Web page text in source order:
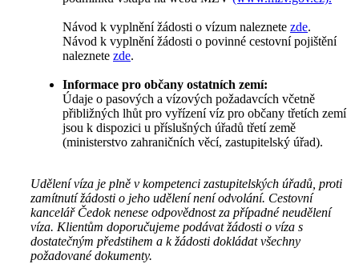
Návod k vyplnění žádosti o vízum naleznete zde.
Návod k vyplnění žádosti o povinné cestovní pojištění
naleznete zde.
Informace pro občany ostatních zemí:
Údaje o pasových a vízových požadavcích včetně
přibližných lhůt pro vyřízení víz pro občany třetích zemí
jsou k dispozici u příslušných úřadů třetí země
(ministerstvo zahraničních věcí, zastupitelský úřad).
Udělení víza je plně v kompetenci zastupitelských úřadů, proti
zamítnutí žádosti o jeho udělení není odvolání. Cestovní
kancelář Čedok nenese odpovědnost za případné neudělení
víza. Klientům doporučujeme podávat žádosti o víza s
dostatečným předstihem a k žádosti dokládat všechny
požadované dokumenty.